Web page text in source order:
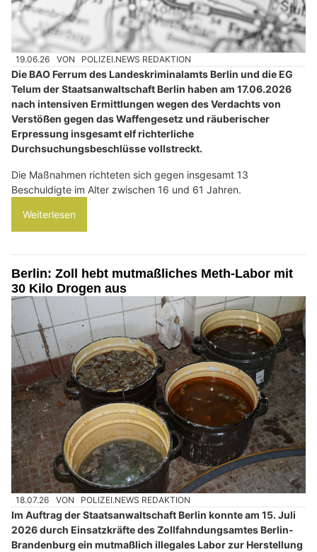
19.06.26 VON POLIZEI.NEWS REDAKTION
Die BAO Ferrum des Landeskriminalamts Berlin und die EG
Telum der Staatsanwaltschaft Berlin haben am 17.06.2026
nach intensiven Ermittlungen wegen des Verdachts von
Verstößen gegen das Waffengesetz und räuberischer
Erpressung insgesamt elf richterliche
Durchsuchungsbeschlüsse vollstreckt.
Die Maßnahmen richteten sich gegen insgesamt 13
Beschuldigte im Alter zwischen 16 und 61 Jahren.
Weiterlesen
Berlin: Zoll hebt mutmaßliches Meth-Labor mit
30 Kilo Drogen aus
18.07.26 VON POLIZEI.NEWS REDAKTION
Im Auftrag der Staatsanwaltschaft Berlin konnte am 15. Juli
2026 durch Einsatzkräfte des Zollfahndungsamtes Berlin-
Brandenburg ein mutmaßlich illegales Labor zur Herstellung